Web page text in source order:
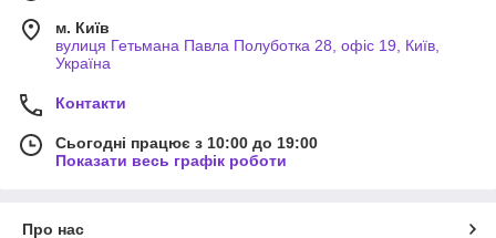
м. Київ
вулиця Гетьмана Павла Полуботка 28, офіс 19, Київ,
Україна
Контакти
Сьогодні працює з 10:00 до 19:00
Показати весь графік роботи
Про нас